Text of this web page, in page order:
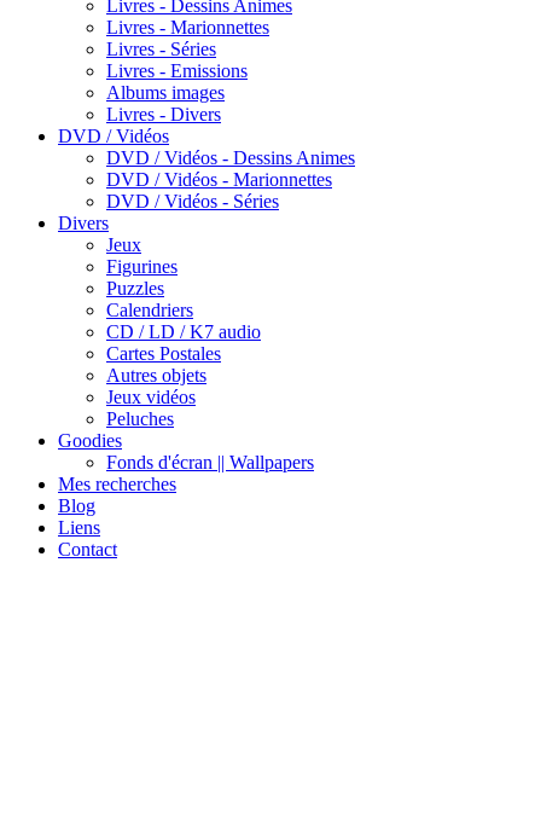
Livres - Dessins Animes
Livres - Marionnettes
Livres - Séries
Livres - Emissions
Albums images
Livres - Divers
DVD / Vidéos
DVD / Vidéos - Dessins Animes
DVD / Vidéos - Marionnettes
DVD / Vidéos - Séries
Divers
Jeux
Figurines
Puzzles
Calendriers
CD / LD / K7 audio
Cartes Postales
Autres objets
Jeux vidéos
Peluches
Goodies
Fonds d'écran || Wallpapers
Mes recherches
Blog
Liens
Contact